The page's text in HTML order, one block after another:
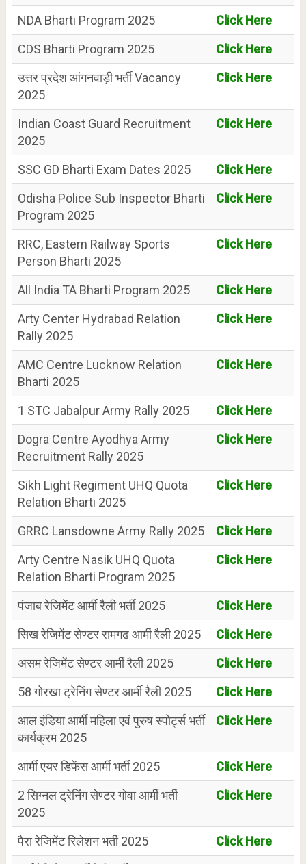
NDA Bharti Program 2025
Click Here
CDS Bharti Program 2025
Click Here
उत्तर प्रदेश आंगनवाड़ी भर्ती Vacancy
2025
Click Here
Indian Coast Guard Recruitment
2025
Click Here
SSC GD Bharti Exam Dates 2025
Click Here
Odisha Police Sub Inspector Bharti
Program 2025
Click Here
RRC, Eastern Railway Sports
Person Bharti 2025
Click Here
All India TA Bharti Program 2025
Click Here
Arty Center Hydrabad Relation
Rally 2025
Click Here
AMC Centre Lucknow Relation
Bharti 2025
Click Here
1 STC Jabalpur Army Rally 2025
Click Here
Dogra Centre Ayodhya Army
Recruitment Rally 2025
Click Here
Sikh Light Regiment UHQ Quota
Relation Bharti 2025
Click Here
GRRC Lansdowne Army Rally 2025
Click Here
Arty Centre Nasik UHQ Quota
Relation Bharti Program 2025
Click Here
पंजाब रेजिमेंट आर्मी रैली भर्ती 2025
Click Here
सिख रेजिमेंट सेण्टर रामगढ आर्मी रैली 2025
Click Here
असम रेजिमेंट सेण्टर आर्मी रैली 2025
Click Here
58 गोरखा ट्रेनिंग सेण्टर आर्मी रैली 2025
Click Here
आल इंडिया आर्मी महिला एवं पुरुष स्पोर्ट्स भर्ती
कार्यक्रम 2025
Click Here
आर्मी एयर डिफेंस आर्मी भर्ती 2025
Click Here
2 सिग्नल ट्रेनिंग सेण्टर गोवा आर्मी भर्ती
2025
Click Here
पैरा रेजिमेंट रिलेशन भर्ती 2025
Click Here